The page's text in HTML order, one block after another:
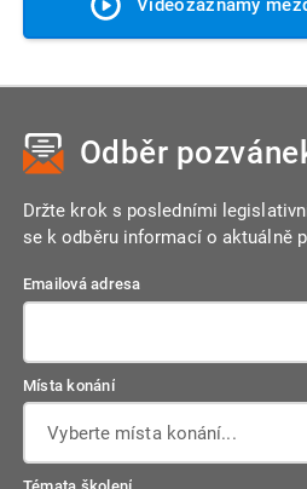
Videozáznamy
Odběr
Držte krok s posledními
se k odběru informací o aktuálně
Emailová adresa
Místa konání
Vyberte místa konání...